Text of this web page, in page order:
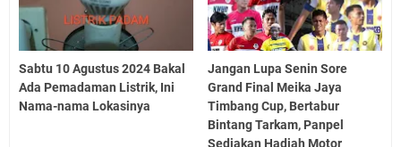
Sabtu 10 Agustus 2024 Bakal
Ada Pemadaman Listrik, Ini
Nama-nama Lokasinya
Jangan Lupa Senin Sore
Grand Final Meika Jaya
Timbang Cup, Bertabur
Bintang Tarkam, Panpel
Sediakan Hadiah Motor